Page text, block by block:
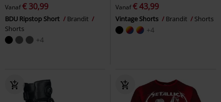
Vanaf€ 30,99
BDU Ripstop Short
Brandit
Shorts
+4
Vanaf€ 43,99
Vintage Shorts Brandit Shorts
+4